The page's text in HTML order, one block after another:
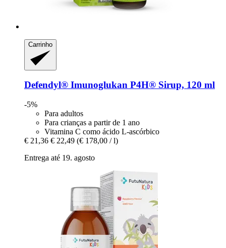
Carrinho
Defendyl® Imunoglukan P4H® Sirup, 120 ml
-5%
Para adultos
Para crianças a partir de 1 ano
Vitamina C como ácido L-ascórbico
€ 21,36 € 22,49 (€ 178,00 / l)
Entrega até 19. agosto